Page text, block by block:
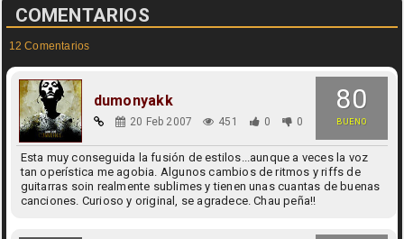
COMENTARIOS
12 Comentarios
80
BUENO
dumonyakk
20 Feb 2007 451 0 0
Esta muy conseguida la fusión de estilos...aunque a veces la voz
tan operística me agobia. Algunos cambios de ritmos y riffs de
guitarras soin realmente sublimes y tienen unas cuantas de buenas
canciones. Curioso y original, se agradece. Chau peña!!